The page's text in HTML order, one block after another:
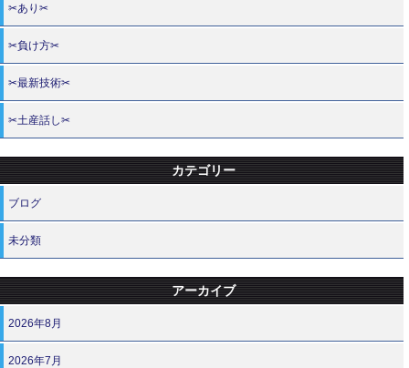
✂あり✂
✂負け方✂
✂最新技術✂
✂土産話し✂
カテゴリー
ブログ
未分類
アーカイブ
2026年8月
2026年7月